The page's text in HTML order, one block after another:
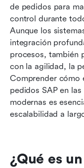
de pedidos para
control durante
Aunque los
integración
procesos, también
con la agilidad, la
Comprender cómo
pedidos SAP en
modernas es
escalabilidad a
¿Qué es
Conclusión
Preguntas
Lectura